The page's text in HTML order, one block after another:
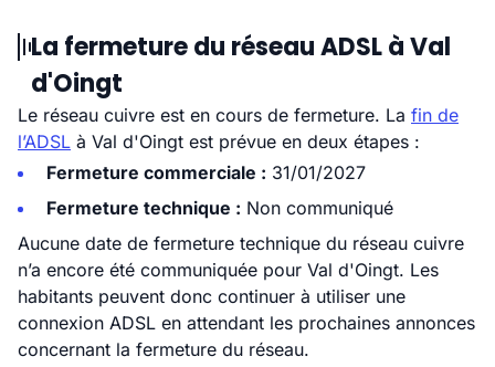
La fermeture du réseau ADSL à Val
d'Oingt
Le réseau cuivre est en cours de fermeture. La fin de
l’ADSL à Val d'Oingt est prévue en deux étapes :
Fermeture commerciale : 31/01/2027
Fermeture technique : Non communiqué
Aucune date de fermeture technique du réseau cuivre
n’a encore été communiquée pour Val d'Oingt. Les
habitants peuvent donc continuer à utiliser une
connexion ADSL en attendant les prochaines annonces
concernant la fermeture du réseau.